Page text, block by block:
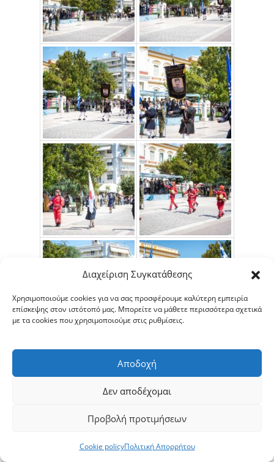
Διαχείριση Συγκατάθεσης
Χρησιμοποιούμε cookies για να σας προσφέρουμε καλύτερη εμπειρία
επίσκεψης στον ιστότοπό μας. Μπορείτε να μάθετε περισσότερα σχετικά
με τα cookies που χρησιμοποιούμε στις ρυθμίσεις.
Αποδοχή
Δεν αποδέχομαι
Προβολή προτιμήσεων
Cookie policyΠολιτική Απορρήτου